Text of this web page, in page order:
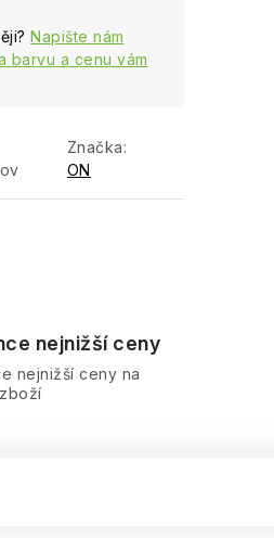
Napište nám
barvu a cenu vám
Značka:
ON
nejnižší ceny
nejnižší ceny na